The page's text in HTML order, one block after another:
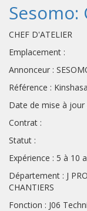
CHEF D'ATELIER
Emplacement :
Annonceur :
Référence :
Date de mise à jour
Contrat :
Statut :
Expérience : 5 à 10
Département : J
CHANTIERS
Fonction : J06